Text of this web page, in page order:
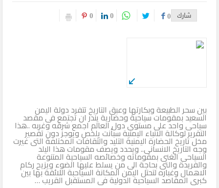
شارك 0
0
0
بين سحر الطبيعة وبكارتها وعبق التاريخ تتفرد دولة اليمن
السعيد بمقومات سياحية وحضارية يندر ان تجتمع فى مقصد
سياحى واحد على مستوى دول العالم اجمع شرقه وغربه ..هذا
التقرير لوكالة الانباء اليمنية سبأنت يلخص ويوجز دون تقصير
مخل تاريخ الحضارة اليمنية التليد والثقافات المختلفة التى غيرت
وجه التاريخ الانسانى.. ويحدد ويصف مقومات هذا اليلد
السياحى الغنى بمقوماته وخصائصه السياحية المتنوعة
والفريدة والتى بحاجة الى من يسلط عليها الضوء ويزيح ركام
الاهمال وغباره لتحتل اليمن المكانة السياحبة اللائقة بها بين
كبرى المقاصد السياحية الدولية فى المستقبل القريب …